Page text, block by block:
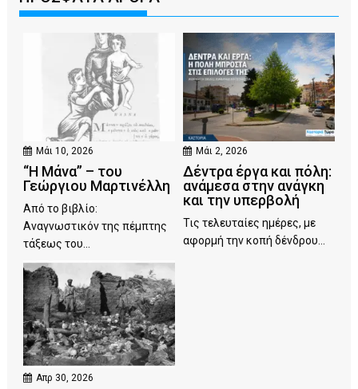
Μάι 10, 2026
“Η Μάνα” – του
Γεώργιου Μαρτινέλλη
Από το βιβλίο:
Αναγνωστικόν της πέμπτης
τάξεως του...
Μάι 2, 2026
Δέντρα έργα και πόλη:
ανάμεσα στην ανάγκη
και την υπερβολή
Τις τελευταίες ημέρες, με
αφορμή την κοπή δένδρου...
Απρ 30, 2026